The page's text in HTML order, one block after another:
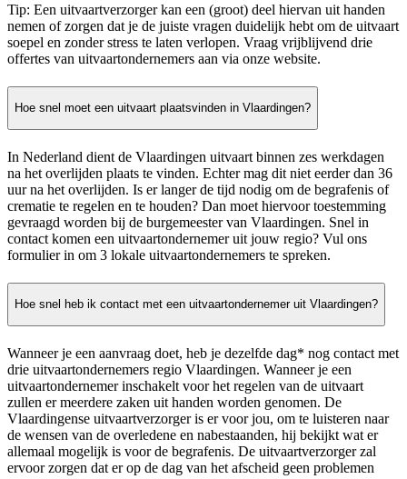
Tip: Een uitvaartverzorger kan een (groot) deel hiervan uit handen
nemen of zorgen dat je de juiste vragen duidelijk hebt om de uitvaart
soepel en zonder stress te laten verlopen. Vraag vrijblijvend drie
offertes van uitvaartondernemers aan via onze website.
Hoe snel moet een uitvaart plaatsvinden in Vlaardingen?
In Nederland dient de Vlaardingen uitvaart binnen zes werkdagen
na het overlijden plaats te vinden. Echter mag dit niet eerder dan 36
uur na het overlijden. Is er langer de tijd nodig om de begrafenis of
crematie te regelen en te houden? Dan moet hiervoor toestemming
gevraagd worden bij de burgemeester van Vlaardingen. Snel in
contact komen een uitvaartondernemer uit jouw regio? Vul ons
formulier in om 3 lokale uitvaartondernemers te spreken.
Hoe snel heb ik contact met een uitvaartondernemer uit Vlaardingen?
Wanneer je een aanvraag doet, heb je dezelfde dag* nog contact met
drie uitvaartondernemers regio Vlaardingen. Wanneer je een
uitvaartondernemer inschakelt voor het regelen van de uitvaart
zullen er meerdere zaken uit handen worden genomen. De
Vlaardingense uitvaartverzorger is er voor jou, om te luisteren naar
de wensen van de overledene en nabestaanden, hij bekijkt wat er
allemaal mogelijk is voor de begrafenis. De uitvaartverzorger zal
ervoor zorgen dat er op de dag van het afscheid geen problemen